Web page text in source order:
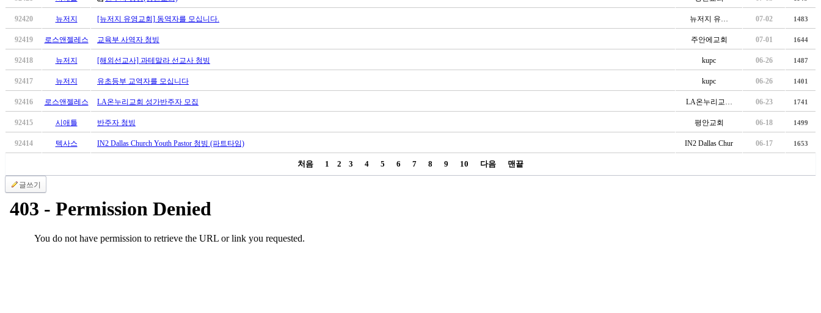
발
료
임
심
절
코
아
스
92420 뉴저지 [뉴저지 유영교회] 동역자를 모십니다. 뉴저지 유… 07-02 1483
92419 로스앤젤레스 교육부 사역자 청빙 주안에교회 07-01 1644
92418 뉴저지 [해외선교사] 과테말라 선교사 청빙 kupc 06-26 1487
92417 뉴저지 유초등부 교역자를 모십니다 kupc 06-26 1401
92416 로스앤젤레스 LA온누리교회 성가반주자 모집 LA온누리교… 06-23 1741
92415 시애틀 반주자 청빙 평안교회 06-18 1499
92414 텍사스 IN2 Dallas Church Youth Pastor 청빙 (파트타임) IN2 Dallas Chur 06-17 1653
처음 1 2 3 4 5 6 7 8 9 10 다음 맨끝
글쓰기